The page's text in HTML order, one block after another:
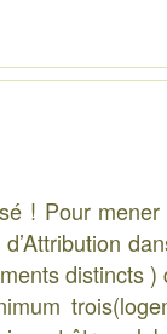
! Pour
distincts )